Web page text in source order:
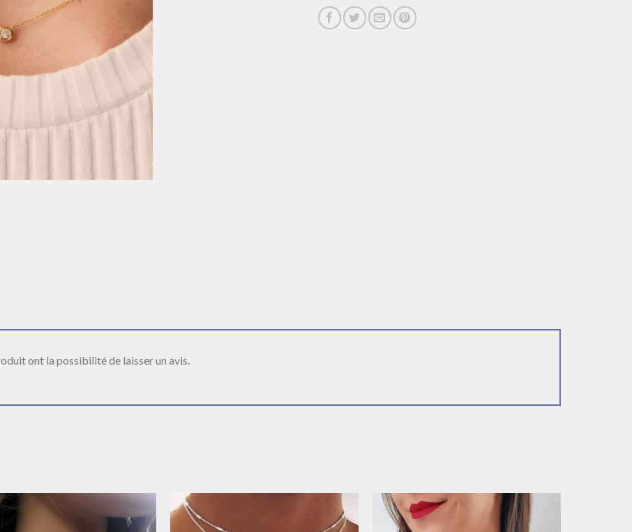
ont la possibilité de laisser un avis.